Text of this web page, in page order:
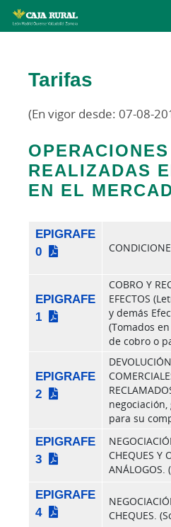
por
espere...
Tarifas
(En vigor desde: 07-08-
OPERACIONES
REALIZADAS
EN EL
EPIGRAFE
0
EPIGRAFE
1
COBRO Y
EFECTOS
y demás
(Tomados
de cobro o
EPIGRAFE
2
para su
EPIGRAFE
3
CHEQUES Y
EPIGRAFE
4
CHEQUES.